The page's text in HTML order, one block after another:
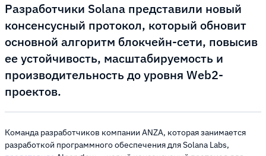
Разработчики Solana представили новый
консенсусный протокол, который обновит
основной алгоритм блокчейн-сети, повысив
ее устойчивость, масштабируемость и
производительность до уровня Web2-
проектов.
Команда разработчиков компании ANZA, которая занимается
разработкой программного обеспечения для Solana Labs,